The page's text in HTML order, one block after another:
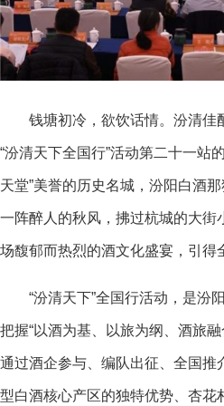
钱塘初冷，欲饮话情。汾清佳
“汾清天下全国行”活动第二十一站
天堂”美誉的历史名城，汾阳白酒
一阵醉人的秋风，拂过杭城的大街
场馥郁而热烈的酒文化盛宴，引得
“汾清天下”全国行活动，是汾
把握“以酒为基、以旅为纲、酒旅
通过酒企参与、编队出征、全国推
型白酒核心产区的独特优势、杏花